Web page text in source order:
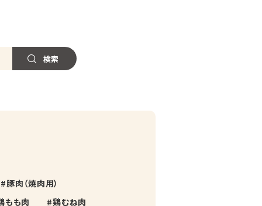
豚肉（焼肉用）
もも肉
鶏むね肉